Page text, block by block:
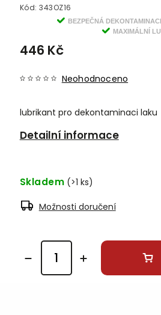
Kód: 343OZ16
BEZPEČNÁ
MAXIMÁLNÍ
446 Kč
Neohodnoceno
lubrikant pro dekontaminaci laku
Detailní informace
Skladem (>1 ks)
Možnosti doručení